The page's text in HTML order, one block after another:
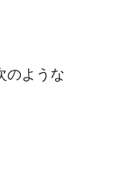
のような